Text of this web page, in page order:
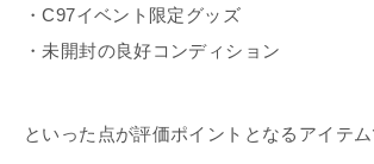
・C97イベント限定グッズ
・未開封の良好コンディション
といった点が評価ポイントとなるアイテム